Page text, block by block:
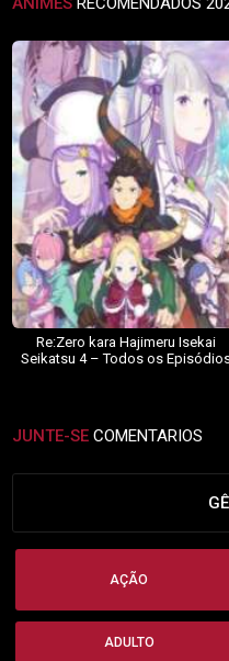
Re:Zero kara Hajimeru Isekai
Seikatsu 4 – Todos os
JUNTE-SE COMENTARIOS
AÇÃO
ADULTO